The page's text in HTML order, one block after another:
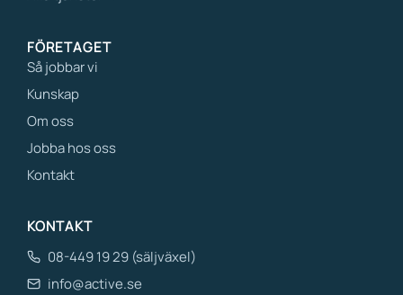
FÖRETAGET
Så jobbar vi
Kunskap
Om oss
Jobba hos oss
Kontakt
KONTAKT
08-449 19 29 (säljväxel)
info@active.se